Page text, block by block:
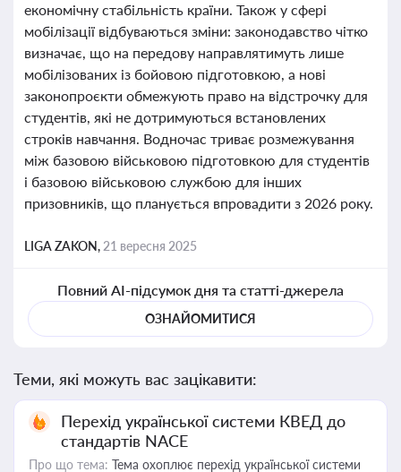
економічну стабільність країни. Також у сфері
мобілізації відбуваються зміни: законодавство чітко
визначає, що на передову направлятимуть лише
мобілізованих із бойовою підготовкою, а нові
законопроєкти обмежують право на відстрочку для
студентів, які не дотримуються встановлених
строків навчання. Водночас триває розмежування
між базовою військовою підготовкою для студентів
і базовою військовою службою для інших
призовників, що планується впровадити з 2026 року.
LIGA ZAKON, 21 вересня 2025
Повний AI-підсумок дня та статті-джерела
ОЗНАЙОМИТИСЯ
Теми, які можуть вас зацікавити:
Перехід української системи КВЕД до
стандартів NACE
Про що тема: Тема охоплює перехід української системи